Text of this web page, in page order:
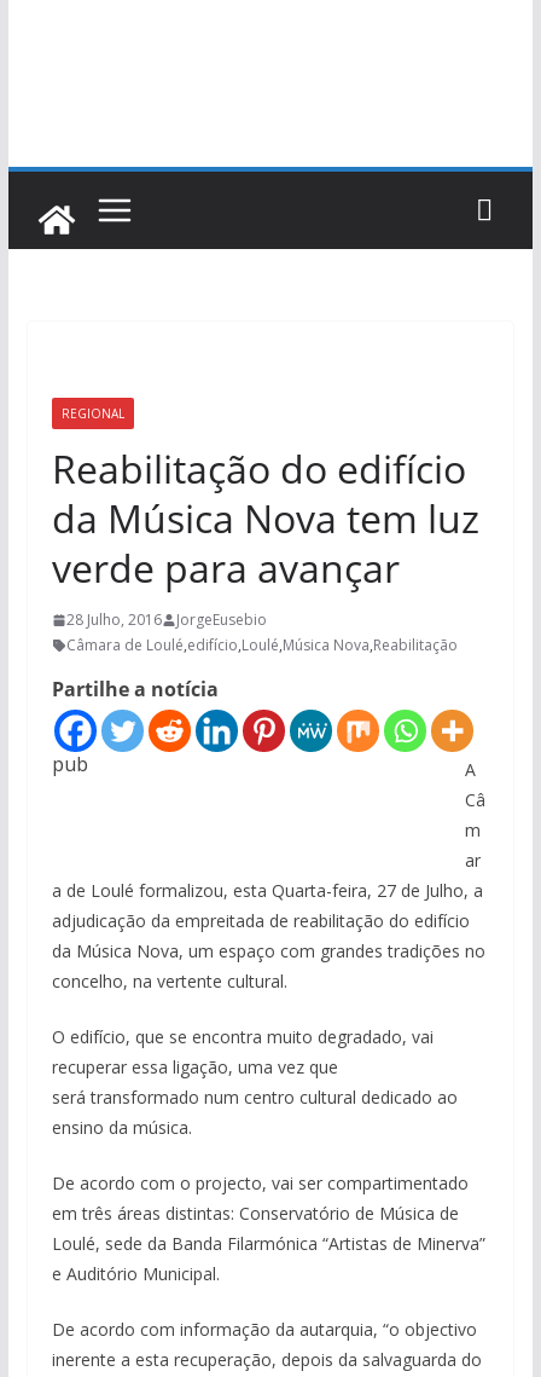
REGIONAL
Reabilitação do edifício
da Música Nova tem luz
verde para avançar
28 Julho, 2016
JorgeEusebio
Câmara de Loulé,edifício,Loulé,Música Nova,Reabilitação
Partilhe a notícia
pub
A
Câ
m
ar
a de Loulé formalizou, esta Quarta-feira, 27 de Julho, a
adjudicação da empreitada de reabilitação do edifício
da Música Nova, um espaço com grandes tradições no
concelho, na vertente cultural.
O edifício, que se encontra muito degradado, vai
recuperar essa ligação, uma vez que
será transformado num centro cultural dedicado ao
ensino da música.
De acordo com o projecto, vai ser compartimentado
em três áreas distintas: Conservatório de Música de
Loulé, sede da Banda Filarmónica “Artistas de Minerva”
e Auditório Municipal.
De acordo com informação da autarquia, “o objectivo
inerente a esta recuperação, depois da salvaguarda do